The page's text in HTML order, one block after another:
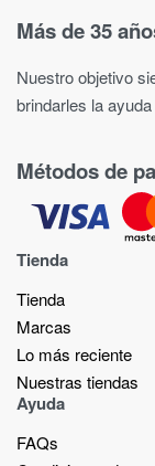
Más de 35
Nuestro objetivo
brindarles la
Métodos de
Tienda
Tienda
Marcas
Lo más reciente​
Nuestras tiendas​
Ayuda
FAQs